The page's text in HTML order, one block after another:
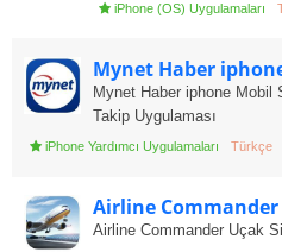
iPhone (OS) Uygulamaları
Mynet Haber
Mynet Haber iphone Mobil
Takip Uygulaması
iPhone Yardımcı Uygulamaları Türkçe
Airline
Airline Commander Uçak